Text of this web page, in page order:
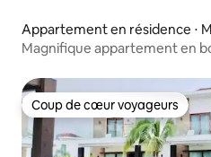
Appartement en résidence ⋅
Magnifique appartement en
Coup de cœur voyageurs
Coup de cœur voyageurs